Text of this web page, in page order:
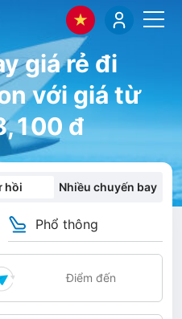
giá rẻ đi
với giá từ
đ
hồi Nhiều chuyến bay
Phổ thông